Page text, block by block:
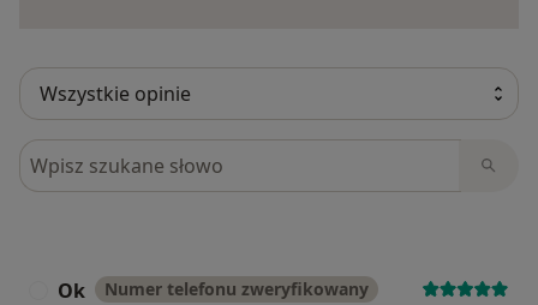
Szukaj w opiniach
Ok Numer telefonu zweryfikowany